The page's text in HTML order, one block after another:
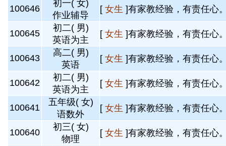
100646
初一( 女)
作业辅导
[ 女生 ]有家教经验，有责任心
100645
初二( 男)
英语为主
[ 女生 ]有家教经验，有责任心
100643
高二( 男)
英语
[ 女生 ]有家教经验，有责任心
100642
初二( 男)
英语为主
[ 女生 ]有家教经验，有责任心
100641
五年级( 女)
语数外
[ 女生 ]有家教经验，有责任心
100640
初三( 女)
物理
[ 女生 ]有家教经验，有责任心